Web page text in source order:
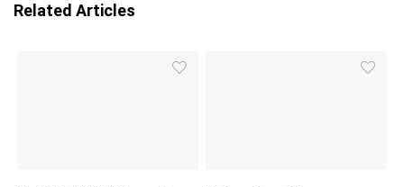
Related Articles